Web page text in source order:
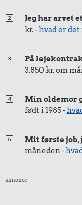
Jeg har arvet
kr. -hvad er det
På
3.850 kr. om
Min oldemor
født i 1985 -
Mit første job
måneden -
annonce